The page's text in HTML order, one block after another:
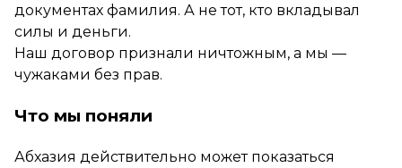
документах фамилия. А не тот, кто вкладывал
силы и деньги.
Наш договор признали ничтожным, а мы —
чужаками без прав.
Что мы поняли
Абхазия действительно может показаться